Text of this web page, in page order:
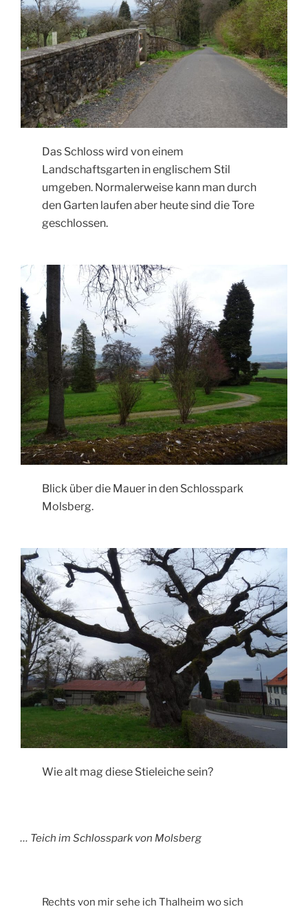
Das Schloss wird von einem
Landschaftsgarten in englischem Stil
umgeben. Normalerweise kann man durch
den Garten laufen aber heute sind die Tore
geschlossen.
Blick über die Mauer in den Schlosspark
Molsberg.
Wie alt mag diese Stieleiche sein?
… Teich im Schlosspark von Molsberg
Rechts von mir sehe ich Thalheim wo sich